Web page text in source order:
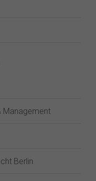
Management
Berlin